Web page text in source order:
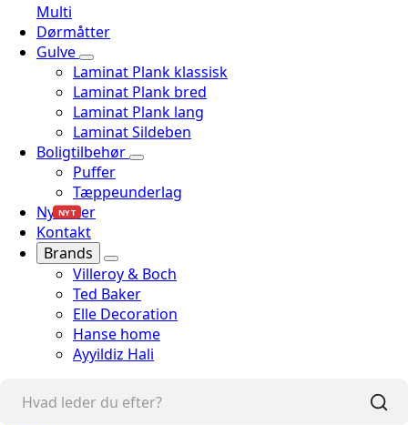
Multi
Dørmåtter
Gulve
Laminat Plank klassisk
Laminat Plank bred
Laminat Plank lang
Laminat Sildeben
Boligtilbehør
Puffer
Tæppeunderlag
Nyheder
NYT
Kontakt
Brands
Villeroy & Boch
Ted Baker
Elle Decoration
Hanse home
Ayyildiz Hali